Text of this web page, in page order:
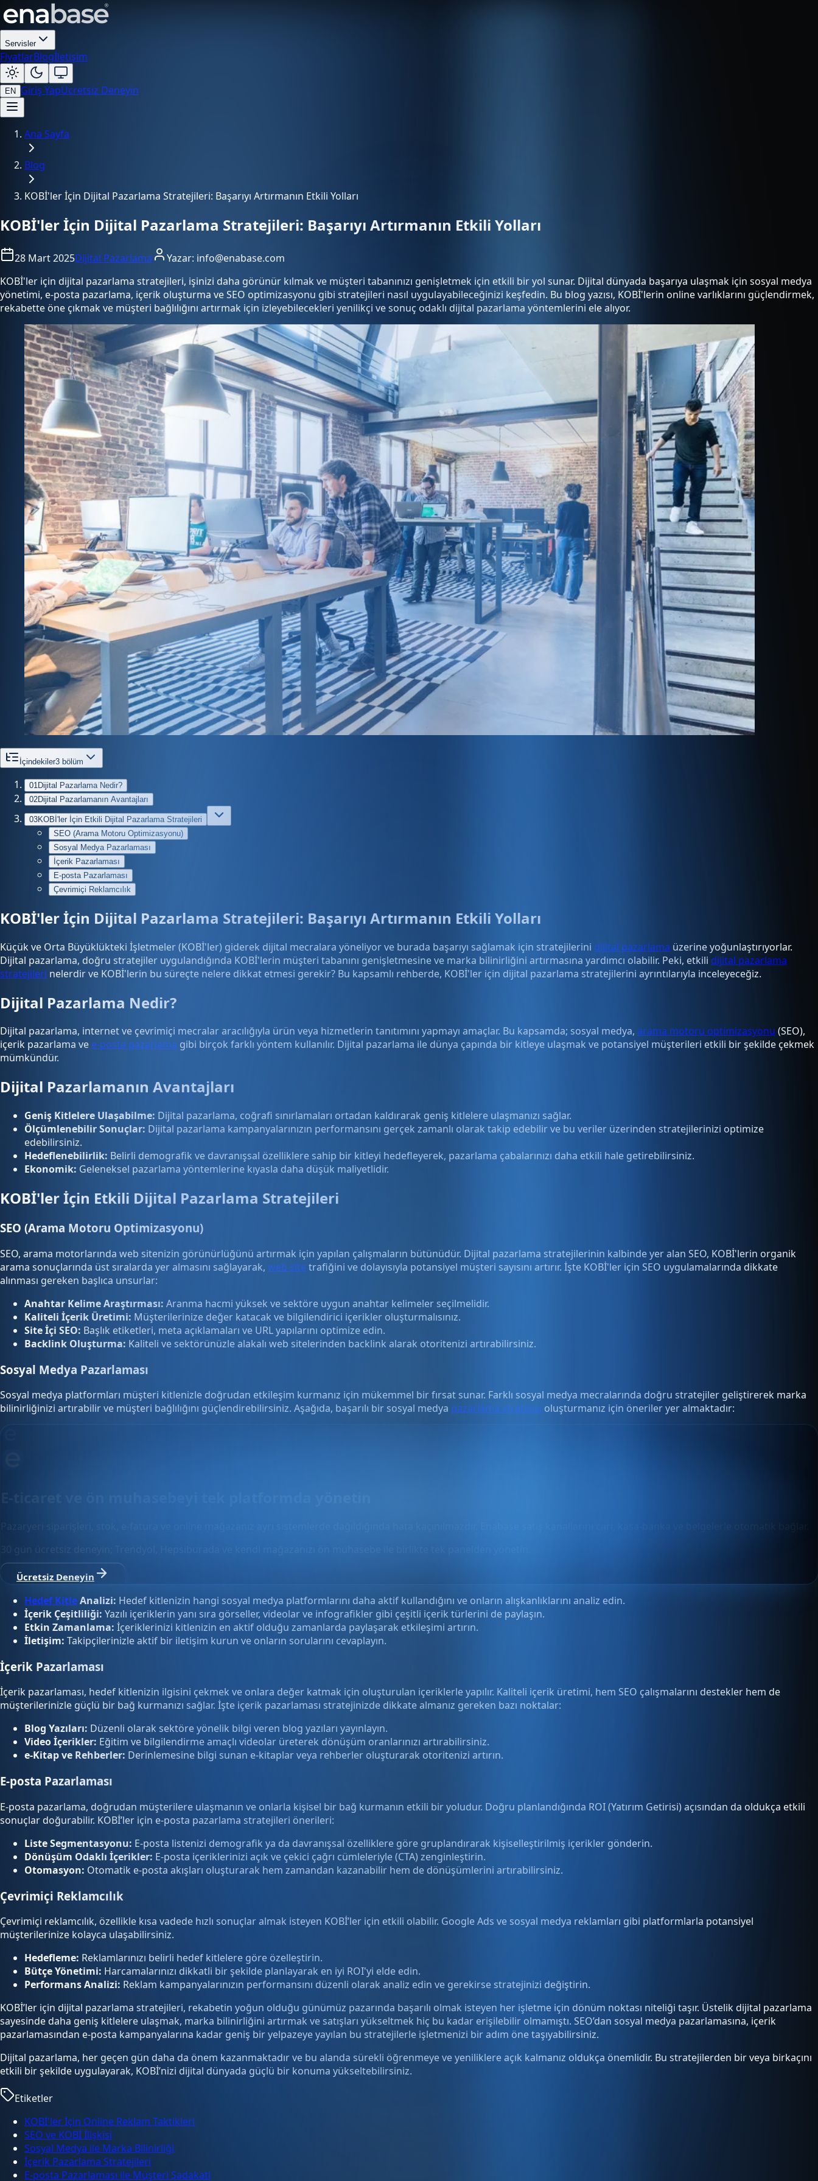
Servisler
FiyatlarBlogİletişim
EN Giriş YapÜcretsiz Deneyin
Ana Sayfa
Blog
KOBİ'ler İçin Dijital Pazarlama Stratejileri: Başarıyı Artırmanın Etkili Yolları
KOBİ'ler İçin Dijital Pazarlama Stratejileri: Başarıyı Artırmanın Etkili Yolları
28 Mart 2025Dijital Pazarlama Yazar: info@enabase.com
KOBİ'ler için dijital pazarlama stratejileri, işinizi daha görünür kılmak ve müşteri tabanınızı genişletmek için etkili bir yol sunar. Dijital dünyada başarıya ulaşmak için sosyal medya
yönetimi, e-posta pazarlama, içerik oluşturma ve SEO optimizasyonu gibi stratejileri nasıl uygulayabileceğinizi keşfedin. Bu blog yazısı, KOBİ'lerin online varlıklarını güçlendirmek,
rekabette öne çıkmak ve müşteri bağlılığını artırmak için izleyebilecekleri yenilikçi ve sonuç odaklı dijital pazarlama yöntemlerini ele alıyor.
İçindekiler3 bölüm
01 Dijital Pazarlama Nedir?
02Dijital Pazarlamanın Avantajları
03KOBİ'ler İçin Etkili Dijital Pazarlama Stratejileri
SEO (Arama Motoru Optimizasyonu)
Sosyal Medya Pazarlaması
İçerik Pazarlaması
E-posta Pazarlaması
Çevrimiçi Reklamcılık
KOBİ'ler İçin Dijital Pazarlama Stratejileri: Başarıyı Artırmanın Etkili Yolları
Küçük ve Orta Büyüklükteki İşletmeler (KOBİ'ler) giderek dijital mecralara yöneliyor ve burada başarıyı sağlamak için stratejilerini dijital pazarlama üzerine yoğunlaştırıyorlar.
Dijital pazarlama, doğru stratejiler uygulandığında KOBİ'lerin müşteri tabanını genişletmesine ve marka bilinirliğini artırmasına yardımcı olabilir. Peki, etkili dijital pazarlama
stratejileri nelerdir ve KOBİ'lerin bu süreçte nelere dikkat etmesi gerekir? Bu kapsamlı rehberde, KOBİ'ler için dijital pazarlama stratejilerini ayrıntılarıyla inceleyeceğiz.
Dijital Pazarlama Nedir?
Dijital pazarlama, internet ve çevrimiçi mecralar aracılığıyla ürün veya hizmetlerin tanıtımını yapmayı amaçlar. Bu kapsamda; sosyal medya, arama motoru optimizasyonu (SEO),
içerik pazarlama ve e-posta pazarlama gibi birçok farklı yöntem kullanılır. Dijital pazarlama ile dünya çapında bir kitleye ulaşmak ve potansiyel müşterileri etkili bir şekilde çekmek
mümkündür.
Dijital Pazarlamanın Avantajları
Geniş Kitlelere Ulaşabilme: Dijital pazarlama, coğrafi sınırlamaları ortadan kaldırarak geniş kitlelere ulaşmanızı sağlar.
Ölçümlenebilir Sonuçlar: Dijital pazarlama kampanyalarınızın performansını gerçek zamanlı olarak takip edebilir ve bu veriler üzerinden stratejilerinizi optimize
edebilirsiniz.
Hedeflenebilirlik: Belirli demografik ve davranışsal özelliklere sahip bir kitleyi hedefleyerek, pazarlama çabalarınızı daha etkili hale getirebilirsiniz.
Ekonomik: Geleneksel pazarlama yöntemlerine kıyasla daha düşük maliyetlidir.
KOBİ'ler İçin Etkili Dijital Pazarlama Stratejileri
SEO (Arama Motoru Optimizasyonu)
SEO, arama motorlarında web sitenizin görünürlüğünü artırmak için yapılan çalışmaların bütünüdür. Dijital pazarlama stratejilerinin kalbinde yer alan SEO, KOBİ'lerin organik
arama sonuçlarında üst sıralarda yer almasını sağlayarak, web site trafiğini ve dolayısıyla potansiyel müşteri sayısını artırır. İşte KOBİ'ler için SEO uygulamalarında dikkate
alınması gereken başlıca unsurlar:
Anahtar Kelime Araştırması: Aranma hacmi yüksek ve sektöre uygun anahtar kelimeler seçilmelidir.
Kaliteli İçerik Üretimi: Müşterilerinize değer katacak ve bilgilendirici içerikler oluşturmalısınız.
Site İçi SEO: Başlık etiketleri, meta açıklamaları ve URL yapılarını optimize edin.
Backlink Oluşturma: Kaliteli ve sektörünüzle alakalı web sitelerinden backlink alarak otoritenizi artırabilirsiniz.
Sosyal Medya Pazarlaması
Sosyal medya platformları müşteri kitlenizle doğrudan etkileşim kurmanız için mükemmel bir fırsat sunar. Farklı sosyal medya mecralarında doğru stratejiler geliştirerek marka
bilinirliğinizi artırabilir ve müşteri bağlılığını güçlendirebilirsiniz. Aşağıda, başarılı bir sosyal medya pazarlama stratejisi oluşturmanız için öneriler yer almaktadır:
Ücretsiz Deneyin
Hedef KitleAnalizi: Hedef kitlenizin hangi sosyal medya platformlarını daha aktif kullandığını ve onların alışkanlıklarını analiz edin.
İçerik Çeşitliliği: Yazılı içeriklerin yanı sıra görseller, videolar ve infografikler gibi çeşitli içerik türlerini de paylaşın.
Etkin Zamanlama: İçeriklerinizi kitlenizin en aktif olduğu zamanlarda paylaşarak etkileşimi artırın.
İletişim: Takipçilerinizle aktif bir iletişim kurun ve onların sorularını cevaplayın.
İçerik Pazarlaması
İçerik pazarlaması, hedef kitlenizin ilgisini çekmek ve onlara değer katmak için oluşturulan içeriklerle yapılır. Kaliteli içerik üretimi, hem SEO çalışmalarını destekler hem de
müşterilerinizle güçlü bir bağ kurmanızı sağlar. İşte içerik pazarlaması stratejinizde dikkate almanız gereken bazı noktalar:
Blog Yazıları: Düzenli olarak sektöre yönelik bilgi veren blog yazıları yayınlayın.
Video İçerikler: Eğitim ve bilgilendirme amaçlı videolar üreterek dönüşüm oranlarınızı artırabilirsiniz.
e-Kitap ve Rehberler: Derinlemesine bilgi sunan e-kitaplar veya rehberler oluşturarak otoritenizi artırın.
E-posta Pazarlaması
E-posta pazarlama, doğrudan müşterilere ulaşmanın ve onlarla kişisel bir bağ kurmanın etkili bir yoludur. Doğru planlandığında ROI (Yatırım Getirisi) açısından da oldukça etkili
sonuçlar doğurabilir. KOBİ’ler için e-posta pazarlama stratejileri önerileri:
Liste Segmentasyonu: E-posta listenizi demografik ya da davranışsal özelliklere göre gruplandırarak kişiselleştirilmiş içerikler gönderin.
Dönüşüm Odaklı İçerikler: E-posta içeriklerinizi açık ve çekici çağrı cümleleriyle (CTA) zenginleştirin.
Otomasyon: Otomatik e-posta akışları oluşturarak hem zamandan kazanabilir hem de dönüşümlerini artırabilirsiniz.
Çevrimiçi Reklamcılık
Çevrimiçi reklamcılık, özellikle kısa vadede hızlı sonuçlar almak isteyen KOBİ’ler için etkili olabilir. Google Ads ve sosyal medya reklamları gibi platformlarla potansiyel
müşterilerinize kolayca ulaşabilirsiniz.
Hedefleme: Reklamlarınızı belirli hedef kitlelere göre özelleştirin.
Bütçe Yönetimi: Harcamalarınızı dikkatli bir şekilde planlayarak en iyi ROI'yi elde edin.
Performans Analizi: Reklam kampanyalarınızın performansını düzenli olarak analiz edin ve gerekirse stratejinizi değiştirin.
KOBİ’ler için dijital pazarlama stratejileri, rekabetin yoğun olduğu günümüz pazarında başarılı olmak isteyen her işletme için dönüm noktası niteliği taşır. Üstelik dijital pazarlama
sayesinde daha geniş kitlelere ulaşmak, marka bilinirliğini artırmak ve satışları yükseltmek hiç bu kadar erişilebilir olmamıştı. SEO’dan sosyal medya pazarlamasına, içerik
pazarlamasından e-posta kampanyalarına kadar geniş bir yelpazeye yayılan bu stratejilerle işletmenizi bir adım öne taşıyabilirsiniz.
Dijital pazarlama, her geçen gün daha da önem kazanmaktadır ve bu alanda sürekli öğrenmeye ve yeniliklere açık kalmanız oldukça önemlidir. Bu stratejilerden bir veya birkaçını
etkili bir şekilde uygulayarak, KOBİ’nizi dijital dünyada güçlü bir konuma yükseltebilirsiniz.
Etiketler
KOBİ'ler İçin Online Reklam Taktikleri
SEO ve KOBİ İlişkisi
Sosyal Medya ile Marka Bilinirliği
İçerik Pazarlama Stratejileri
E-posta Pazarlaması ile Müşteri Sadakati